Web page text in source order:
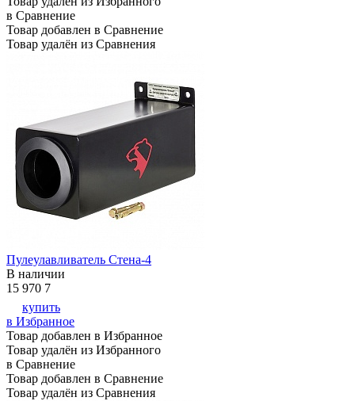
в Сравнение
Товар добавлен в Сравнение
Товар удалён из Сравнения
Пулеулавливатель Стена-4
В наличии
15 970 7
купить
в Избранное
Товар добавлен в Избранное
Товар удалён из Избранного
в Сравнение
Товар добавлен в Сравнение
Товар удалён из Сравнения